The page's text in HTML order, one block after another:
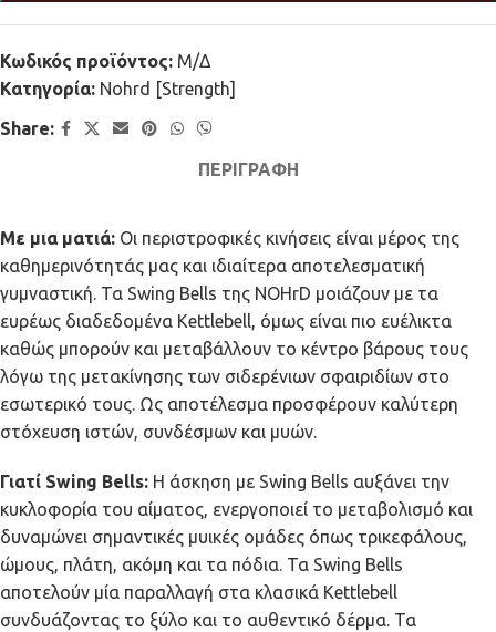
Κωδικός προϊόντος: Μ/Δ
Κατηγορία: Nohrd [Strength]
Share:
ΠΕΡΙΓΡΑΦΉ
Με μια ματιά: Οι περιστροφικές κινήσεις είναι μέρος της
καθημερινότητάς μας και ιδιαίτερα αποτελεσματική
γυμναστική. Τα Swing Bells της NOHrD μοιάζουν με τα
ευρέως διαδεδομένα Kettlebell, όμως είναι πιο ευέλικτα
καθώς μπορούν και μεταβάλλουν το κέντρο βάρους τους
λόγω της μετακίνησης των σιδερένιων σφαιριδίων στο
εσωτερικό τους. Ως αποτέλεσμα προσφέρουν καλύτερη
στόχευση ιστών, συνδέσμων και μυών.
Γιατί Swing Bells: Η άσκηση με Swing Bells αυξάνει την
κυκλοφορία του αίματος, ενεργοποιεί το μεταβολισμό και
δυναμώνει σημαντικές μυικές ομάδες όπως τρικεφάλους,
ώμους, πλάτη, ακόμη και τα πόδια. Τα Swing Bells
αποτελούν μία παραλλαγή στα κλασικά Kettlebell
συνδυάζοντας το ξύλο και το αυθεντικό δέρμα. Τα